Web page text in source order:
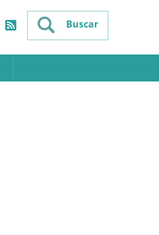
Buscar